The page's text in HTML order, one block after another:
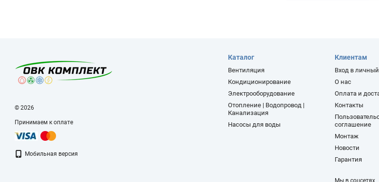
© 2026
Принимаем к оплате
Мобильная версия
Каталог
Вентиляция
Кондиционирование
Электрооборудование
Отопление | Водопровод |
Канализация
Насосы для воды
Клиентам
Вход в
О нас
Оплата и
Контакты
соглашение
Монтаж
Новости
Гарантия
Мы в соцсетях